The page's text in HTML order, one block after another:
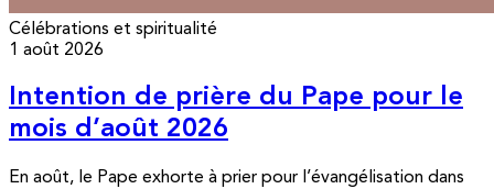
Célébrations et spiritualité
1 août 2026
Intention de prière du Pape pour le
mois d’août 2026
En août, le Pape exhorte à prier pour l’évangélisation dans